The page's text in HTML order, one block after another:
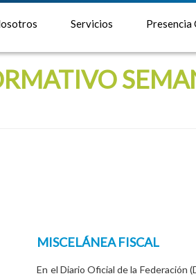
Servicios Presencia
MISCELÁNEA FISCAL
En el Diario Oficial de la Federación